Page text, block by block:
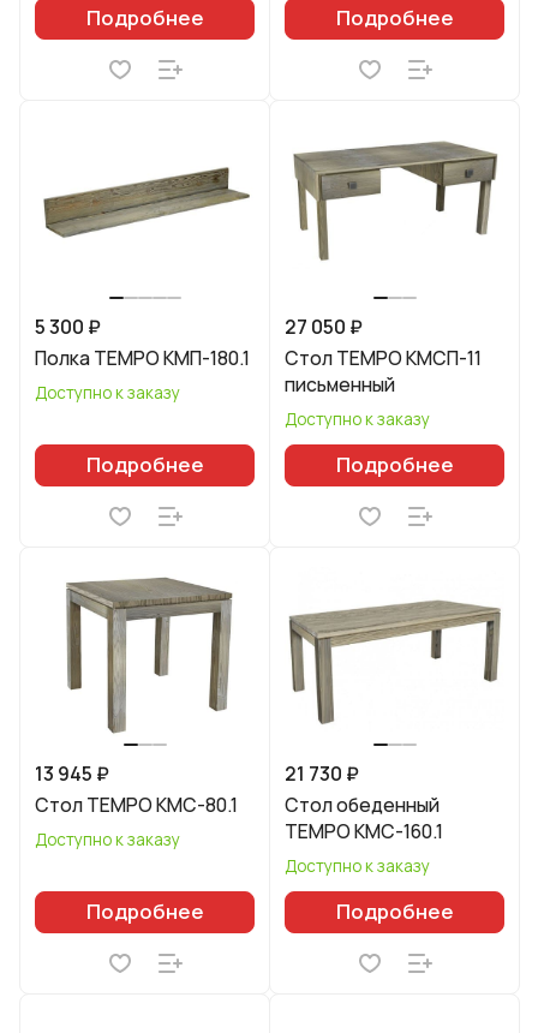
Подробнее Подробнее
5 300 ₽
Полка TEMPO КМП-180.1
Доступно к заказу
Подробнее
27 050 ₽
Стол TEMPO КМСП-11
письменный
Доступно к заказу
Подробнее
13 945 ₽
Стол TEMPO КМС-80.1
Доступно к заказу
Подробнее
21 730 ₽
Стол обеденный
TEMPO КМС-160.1
Доступно к заказу
Подробнее